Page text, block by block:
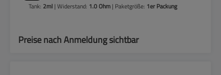
Tank: 2ml | Widerstand: 1.0 Ohm | Paketgröße: 1er Packung
Preise nach Anmeldung sichtbar